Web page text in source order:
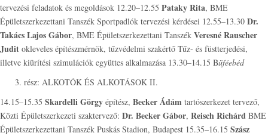
tervezési feladatok és megoldások 12.20–12.55 Pataky Rita, BME
Épületszerkezettani Tanszék Sportpadlók tervezési kérdései 12.55–13.30 Dr.
Takács Lajos Gábor, BME Épületszerkezettani Tanszék Veresné Rauscher
Judit okleveles építészmérnök, tűzvédelmi szakértő Tűz- és füstterjedési,
illetve kiürítési szimulációk együttes alkalmazása 13.30–14.15 Büféebéd
rész: ALKOTÓK ÉS ALKOTÁSOK II.
14.15–15.35 Skardelli Görgy építész, Becker Ádám tartószerkezet tervező,
Közti Épületszerkezeti szaktervező: Dr. Becker Gábor, Reisch Richárd BME
Épületszerkezettani Tanszék Puskás Stadion, Budapest 15.35–16.15 Szász